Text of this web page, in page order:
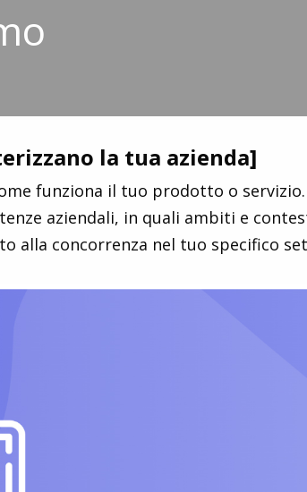
la tua azienda]
funziona il tuo prodotto o
aziendali, in quali ambiti e
alla concorrenza nel tuo specifico